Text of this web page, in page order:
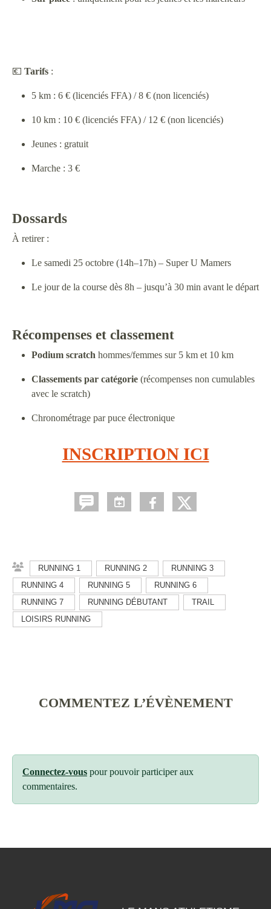
💶 Tarifs :
5 km : 6 € (licenciés FFA) / 8 € (non licenciés)
10 km : 10 € (licenciés FFA) / 12 € (non licenciés)
Jeunes : gratuit
Marche : 3 €
Dossards
À retirer :
Le samedi 25 octobre (14h–17h) – Super U Mamers
Le jour de la course dès 8h – jusqu’à 30 min avant le départ
Récompenses et classement
Podium scratch hommes/femmes sur 5 km et 10 km
Classements par catégorie (récompenses non cumulables
avec le scratch)
Chronométrage par puce électronique
INSCRIPTION ICI
RUNNING 1 RUNNING 2
RUNNING 3
RUNNING 4
RUNNING 5
RUNNING 6
RUNNING 7
RUNNING DÉBUTANT
TRAIL
LOISIRS RUNNING
COMMENTEZ L’ÉVÈNEMENT
Connectez-vous pour pouvoir participer aux
commentaires.